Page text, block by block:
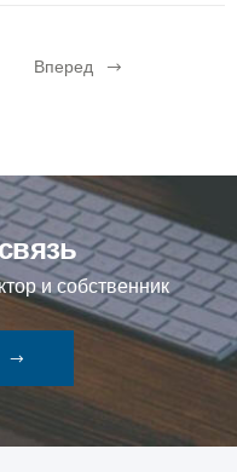
Вперед
и собственник